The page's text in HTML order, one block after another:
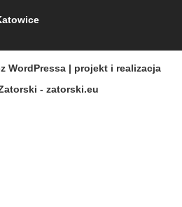
WordPressa | projekt i realizacja
- zatorski.eu